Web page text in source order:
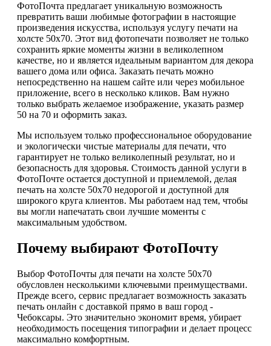
ФотоПочта предлагает уникальную возможность
превратить ваши любимые фотографии в настоящие
произведения искусства, используя услугу печати на
холсте 50х70. Этот вид фотопечати позволяет не только
сохранить яркие моменты жизни в великолепном
качестве, но и является идеальным вариантом для декора
вашего дома или офиса. Заказать печать можно
непосредственно на нашем сайте или через мобильное
приложение, всего в несколько кликов. Вам нужно
только выбрать желаемое изображение, указать размер
50 на 70 и оформить заказ.
Мы используем только профессиональное оборудование
и экологически чистые материалы для печати, что
гарантирует не только великолепный результат, но и
безопасность для здоровья. Стоимость данной услуги в
ФотоПочте остается доступной и приемлемой, делая
печать на холсте 50х70 недорогой и доступной для
широкого круга клиентов. Мы работаем над тем, чтобы
вы могли напечатать свои лучшие моменты с
максимальным удобством.
Почему выбирают ФотоПочту
Выбор ФотоПочты для печати на холсте 50х70
обусловлен несколькими ключевыми преимуществами.
Прежде всего, сервис предлагает возможность заказать
печать онлайн с доставкой прямо в ваш город -
Чебоксары. Это значительно экономит время, убирает
необходимость посещения типографии и делает процесс
максимально комфортным.